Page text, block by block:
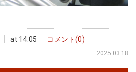
at 14:05 コメント(0)
2025.03.18